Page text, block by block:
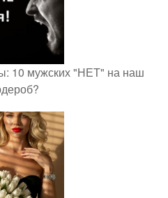
10 мужских "НЕТ" на наш